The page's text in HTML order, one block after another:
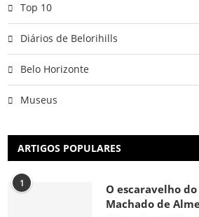
Top 10
Diários de Belorihills
Belo Horizonte
Museus
ARTIGOS POPULARES
1
O escaravelho
Machado de